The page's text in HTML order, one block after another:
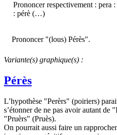
Prononcer respectivement : pera
: pérè (…)
Prononcer "(lous) Pérès".
Variante(s) graphique(s) :
Pérès
L’hypothèse "Perèrs" (poiriers)
s’étonner de ne pas avoir autant de
"Pruèrs" (Pruès).
On pourrait aussi faire un